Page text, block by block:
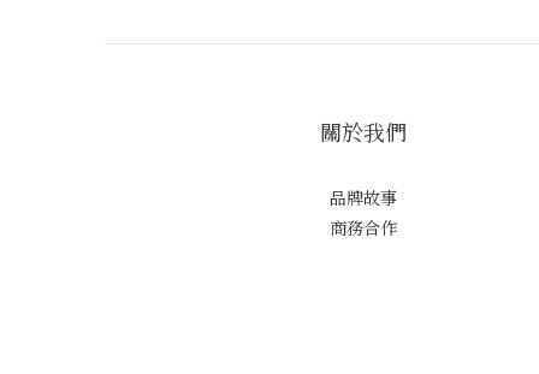
關於我們
品牌故事
商務合作